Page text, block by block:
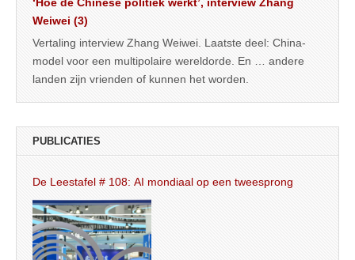
‘Hoe de Chinese politiek werkt’, interview Zhang
Weiwei (3)
Vertaling interview Zhang Weiwei. Laatste deel: China-
model voor een multipolaire wereldorde. En … andere
landen zijn vrienden of kunnen het worden.
PUBLICATIES
De Leestafel # 108: AI mondiaal op een tweesprong